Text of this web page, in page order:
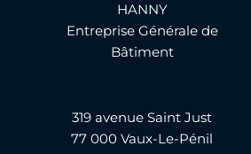
HANNY
Entreprise Générale de
Bâtiment
319 avenue Saint Just
77 000 Vaux-Le-Pénil